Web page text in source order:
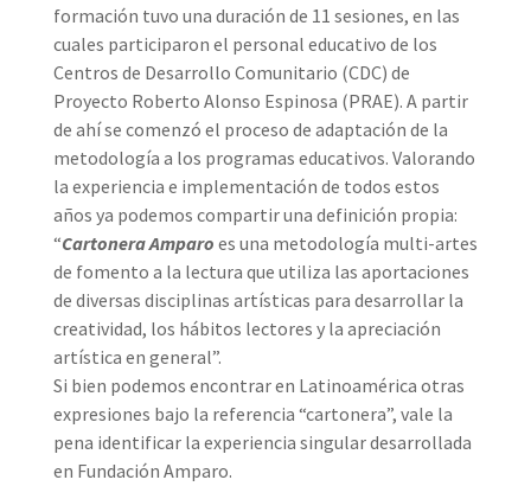
formación tuvo una duración de 11 sesiones, en las
cuales participaron el personal educativo de los
Centros de Desarrollo Comunitario (CDC) de
Proyecto Roberto Alonso Espinosa (PRAE). A partir
de ahí se comenzó el proceso de adaptación de la
metodología a los programas educativos. Valorando
la experiencia e implementación de todos estos
años ya podemos compartir una definición propia:
“Cartonera Amparo es una metodología multi-artes
de fomento a la lectura que utiliza las aportaciones
de diversas disciplinas artísticas para desarrollar la
creatividad, los hábitos lectores y la apreciación
artística en general”.
Si bien podemos encontrar en Latinoamérica otras
expresiones bajo la referencia “cartonera”, vale la
pena identificar la experiencia singular desarrollada
en Fundación Amparo.